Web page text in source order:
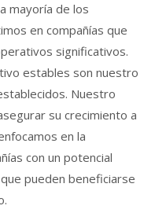
mayoría de los
en compañías que
significativos.
estables son nuestro
Nuestro
su crecimiento a
en la
con un potencial
pueden beneficiarse